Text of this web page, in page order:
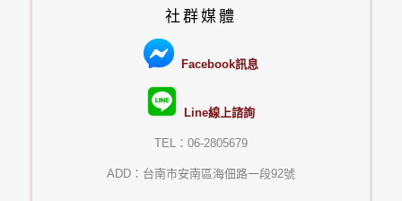
社群媒體
Facebook訊息
Line線上諮詢
TEL：06-2805679
ADD：台南市安南區海佃路一段92號